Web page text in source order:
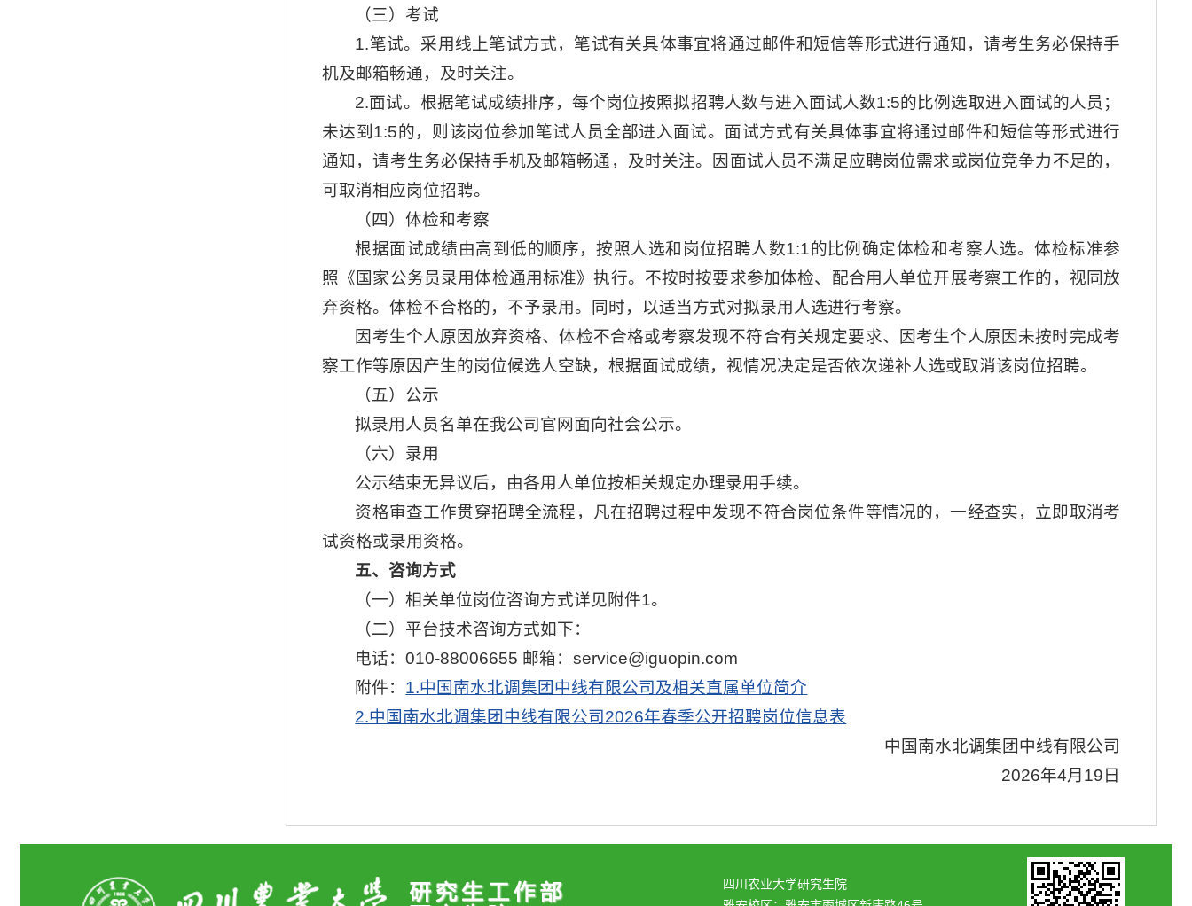
（三）考试
1.笔试。采用线上笔试方式，笔试有关具体事宜将通过邮件和短信等形式进行通知，请考生务必保持手
机及邮箱畅通，及时关注。
2.面试。根据笔试成绩排序，每个岗位按照拟招聘人数与进入面试人数1:5的比例选取进入面试的人员；
未达到1:5的，则该岗位参加笔试人员全部进入面试。面试方式有关具体事宜将通过邮件和短信等形式进行
通知，请考生务必保持手机及邮箱畅通，及时关注。因面试人员不满足应聘岗位需求或岗位竞争力不足的，
可取消相应岗位招聘。
（四）体检和考察
根据面试成绩由高到低的顺序，按照人选和岗位招聘人数1:1的比例确定体检和考察人选。体检标准参
照《国家公务员录用体检通用标准》执行。不按时按要求参加体检、配合用人单位开展考察工作的，视同放
弃资格。体检不合格的，不予录用。同时，以适当方式对拟录用人选进行考察。
因考生个人原因放弃资格、体检不合格或考察发现不符合有关规定要求、因考生个人原因未按时完成考
察工作等原因产生的岗位候选人空缺，根据面试成绩，视情况决定是否依次递补人选或取消该岗位招聘。
（五）公示
拟录用人员名单在我公司官网面向社会公示。
（六）录用
公示结束无异议后，由各用人单位按相关规定办理录用手续。
资格审查工作贯穿招聘全流程，凡在招聘过程中发现不符合岗位条件等情况的，一经查实，立即取消考
试资格或录用资格。
五、咨询方式
（一）相关单位岗位咨询方式详见附件1。
（二）平台技术咨询方式如下：
电话：010-88006655 邮箱：service@iguopin.com
附件： 1.中国南水北调集团中线有限公司及相关直属单位简介
2.中国南水北调集团中线有限公司2026年春季公开招聘岗位信息表
中国南水北调集团中线有限公司
2026年4月19日
四川农业大学研究生院